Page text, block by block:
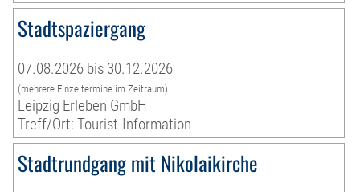
Stadtspaziergang
07.08.2026 bis 30.12.2026
(mehrere Einzeltermine im Zeitraum)
Leipzig Erleben GmbH
Treff/Ort: Tourist-Information
Stadtrundgang mit Nikolaikirche